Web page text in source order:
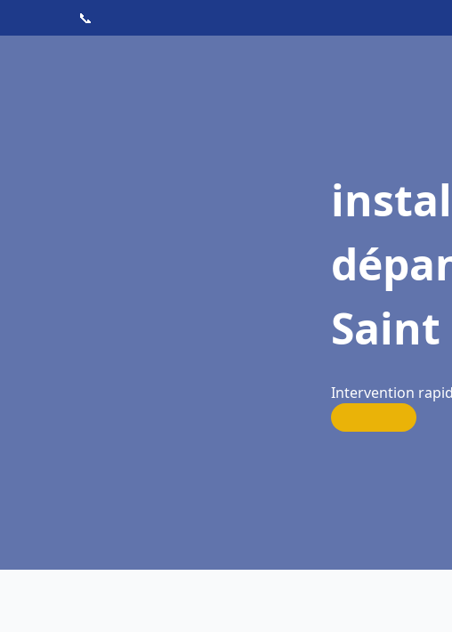
📞
Intervention